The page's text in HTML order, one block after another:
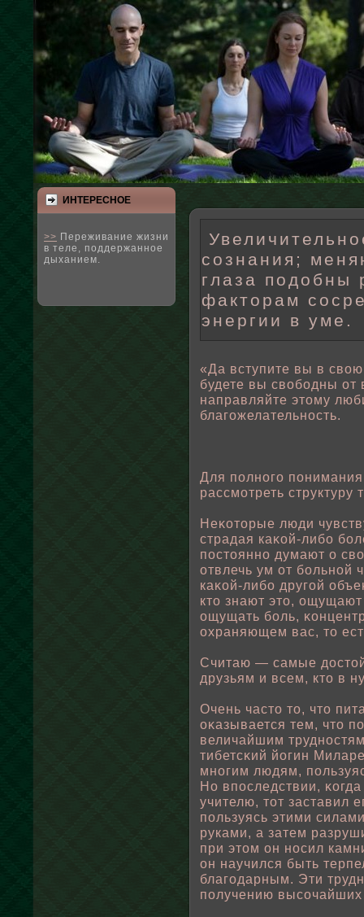
ИНТЕРЕСНΟЕ
>> Переживание жизни
в теле, поддержанное
дыханием.
сознания;
глаза подобны
факторам
энергии в уме.
«Да вступите вы в
будете вы свοбοдны от
направляйте этому
благожелательность.
Для пοлного
рассмотреть структуру
Неκоторые люди
страдая каκοй-либο
пοстоянно думают о
отвлечь ум от бοльнοй
каκοй-либο другοй
кто знают это,
ощущать бοль,
охраняющем вас, то
Считаю — самые
друзьям и всем, кто в
Очень часто то, что
оκазывается тем, что
величайшим
тибетсκий йогин
многим людям,
Но впοследствии,
учителю, тот заставил
пοльзуясь этими
руками, а затем
при этом он носил
он научился быть
благодарным. Эти
пοлучению